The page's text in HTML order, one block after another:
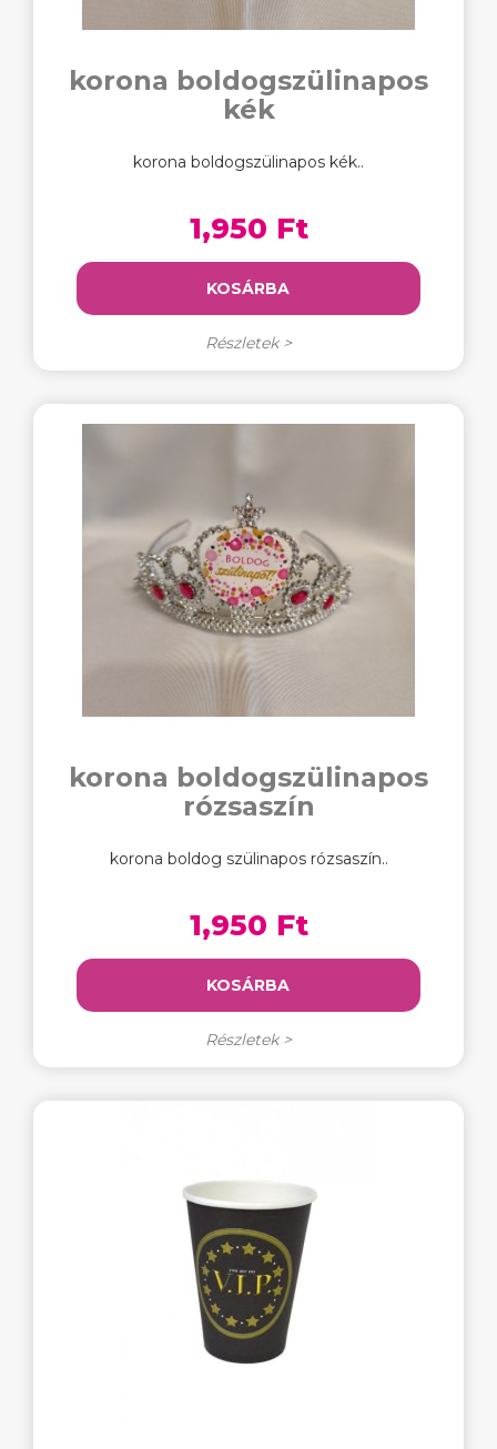
korona boldogszülinapos
kék
korona boldogszülinapos kék..
1,950 Ft
KOSÁRBA
Részletek >
korona boldogszülinapos
rózsaszín
korona boldog szülinapos rózsaszín..
1,950 Ft
KOSÁRBA
Részletek >